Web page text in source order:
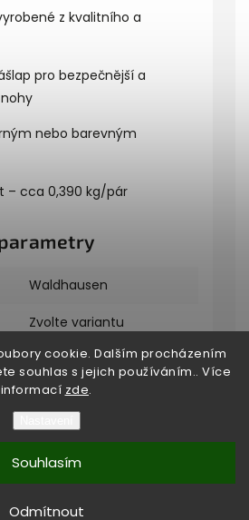
cookie. Dalším procházením
souhlas s jejich používáním.. Více
informací zde.
Odmítnout
Souhlasím
z kvalitního a
pro bezpečnější a
nebo barevným
– cca 0,390 kg/pár
Waldhausen
Zvolte variantu
Vytvořil Shoptet
. Všechna práva vyhrazena.
Shoptet| Design